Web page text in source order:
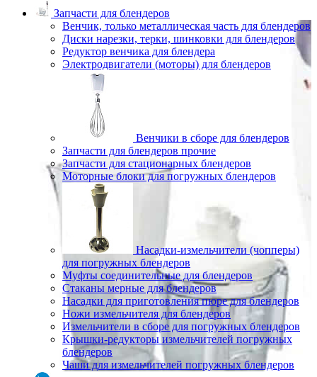
Запчасти для блендеров
Венчик, только металлическая часть для блендеров
Диски нарезки, терки, шинковки для блендеров
Редуктор венчика для блендера
Электродвигатели (моторы) для блендеров
Венчики в сборе для блендеров
Запчасти для блендеров прочие
Запчасти для стационарных блендеров
Моторные блоки для погружных блендеров
Насадки-измельчители (чопперы)
для погружных блендеров
Муфты соединительные для блендеров
Стаканы мерные для блендеров
Насадки для приготовления пюре для блендеров
Ножи измельчителя для блендеров
Измельчители в сборе для погружных блендеров
Крышки-редукторы измельчителей погружных
блендеров
Чаши для измельчителей погружных блендеров